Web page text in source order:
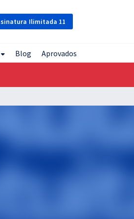
Ilimitada 11
Blog Aprovados